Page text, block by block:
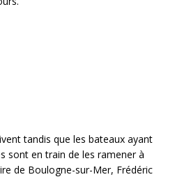
tandis que les bateaux ayant
sont en train de les ramener à
de Boulogne-sur-Mer, Frédéric